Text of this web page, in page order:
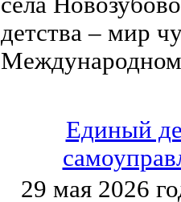
детства – мир
Единый
29 мая 2026